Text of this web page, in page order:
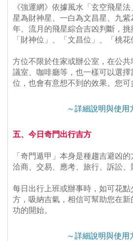
《強運網》依據風水「玄空飛星
星為財神星、一白為文昌星、九
年、流月的飛星綜合吉凶判斷，挑
「財神位」、「文昌位」、「桃花
方位不限於住家或辦公室，在公
議室、咖啡廳等，也一樣可以選
位，也會有意想不到的效果。您可
～詳細說明與使用
五、今日奇門出行吉方
「奇門遁甲」本身是種趨吉避凶
洽商、交易、應考、旅行、訴訟、
每日出行上班或辦事時，如可花
方，吸納吉氣，相信可幫助您在
功的開始。
～詳細說明與使用